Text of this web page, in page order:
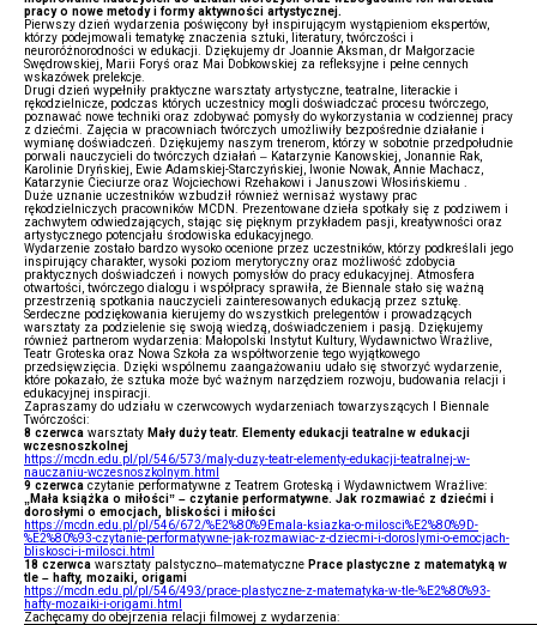
pracy o nowe metody i formy aktywności artystycznej.
Pierwszy dzień wydarzenia poświęcony był inspirującym wystąpieniom ekspertów,
którzy podejmowali tematykę znaczenia sztuki, literatury, twórczości i
neuroróżnorodności w edukacji. Dziękujemy dr Joannie Aksman, dr Małgorzacie
Swędrowskiej, Marii Foryś oraz Mai Dobkowskiej za refleksyjne i pełne cennych
wskazówek prelekcje.
Drugi dzień wypełniły praktyczne warsztaty artystyczne, teatralne, literackie i
rękodzielnicze, podczas których uczestnicy mogli doświadczać procesu twórczego,
poznawać nowe techniki oraz zdobywać pomysły do wykorzystania w codziennej pracy
z dziećmi. Zajęcia w pracowniach twórczych umożliwiły bezpośrednie działanie i
wymianę doświadczeń. Dziękujemy naszym trenerom, którzy w sobotnie przedpołudnie
porwali nauczycieli do twórczych działań – Katarzynie Kanowskiej, Jonannie Rak,
Karolinie Dryńskiej, Ewie Adamskiej-Starczyńskiej, Iwonie Nowak, Annie Machacz,
Katarzynie Cieciurze oraz Wojciechowi Rzehakowi i Januszowi Włosińskiemu .
Duże uznanie uczestników wzbudził również wernisaż wystawy prac
rękodzielniczych pracowników MCDN. Prezentowane dzieła spotkały się z podziwem i
zachwytem odwiedzających, stając się pięknym przykładem pasji, kreatywności oraz
artystycznego potencjału środowiska edukacyjnego.
Wydarzenie zostało bardzo wysoko ocenione przez uczestników, którzy podkreślali jego
inspirujący charakter, wysoki poziom merytoryczny oraz możliwość zdobycia
praktycznych doświadczeń i nowych pomysłów do pracy edukacyjnej. Atmosfera
otwartości, twórczego dialogu i współpracy sprawiła, że Biennale stało się ważną
przestrzenią spotkania nauczycieli zainteresowanych edukacją przez sztukę.
Serdeczne podziękowania kierujemy do wszystkich prelegentów i prowadzących
warsztaty za podzielenie się swoją wiedzą, doświadczeniem i pasją. Dziękujemy
również partnerom wydarzenia: Małopolski Instytut Kultury, Wydawnictwo Wrażlive,
Teatr Groteska oraz Nowa Szkoła za współtworzenie tego wyjątkowego
przedsięwzięcia. Dzięki wspólnemu zaangażowaniu udało się stworzyć wydarzenie,
które pokazało, że sztuka może być ważnym narzędziem rozwoju, budowania relacji i
edukacyjnej inspiracji.
Zapraszamy do udziału w czerwcowych wydarzeniach towarzyszących I Biennale
Twórczości:
8 czerwca warsztaty Mały duży teatr. Elementy edukacji teatralne w edukacji
wczesnoszkolnej
https://mcdn.edu.pl/pl/546/573/maly-duzy-teatr-elementy-edukacji-teatralnej-w-
nauczaniu-wczesnoszkolnym.html
9 czerwca czytanie performatywne z Teatrem Groteską i Wydawnictwem Wrażlive:
„Mała książka o miłości” – czytanie performatywne. Jak rozmawiać z dziećmi i
dorosłymi o emocjach, bliskości i miłości
https://mcdn.edu.pl/pl/546/672/%E2%80%9Emala-ksiazka-o-milosci%E2%80%9D-
%E2%80%93-czytanie-performatywne-jak-rozmawiac-z-dziecmi-i-doroslymi-o-emocjach-
bliskosci-i-milosci.html
18 czerwca warsztaty palstyczno–matematyczne Prace plastyczne z matematyką w
tle – hafty, mozaiki, origami
https://mcdn.edu.pl/pl/546/493/prace-plastyczne-z-matematyka-w-tle-%E2%80%93-
hafty-mozaiki-i-origami.html
Zachęcamy do obejrzenia relacji filmowej z wydarzenia: